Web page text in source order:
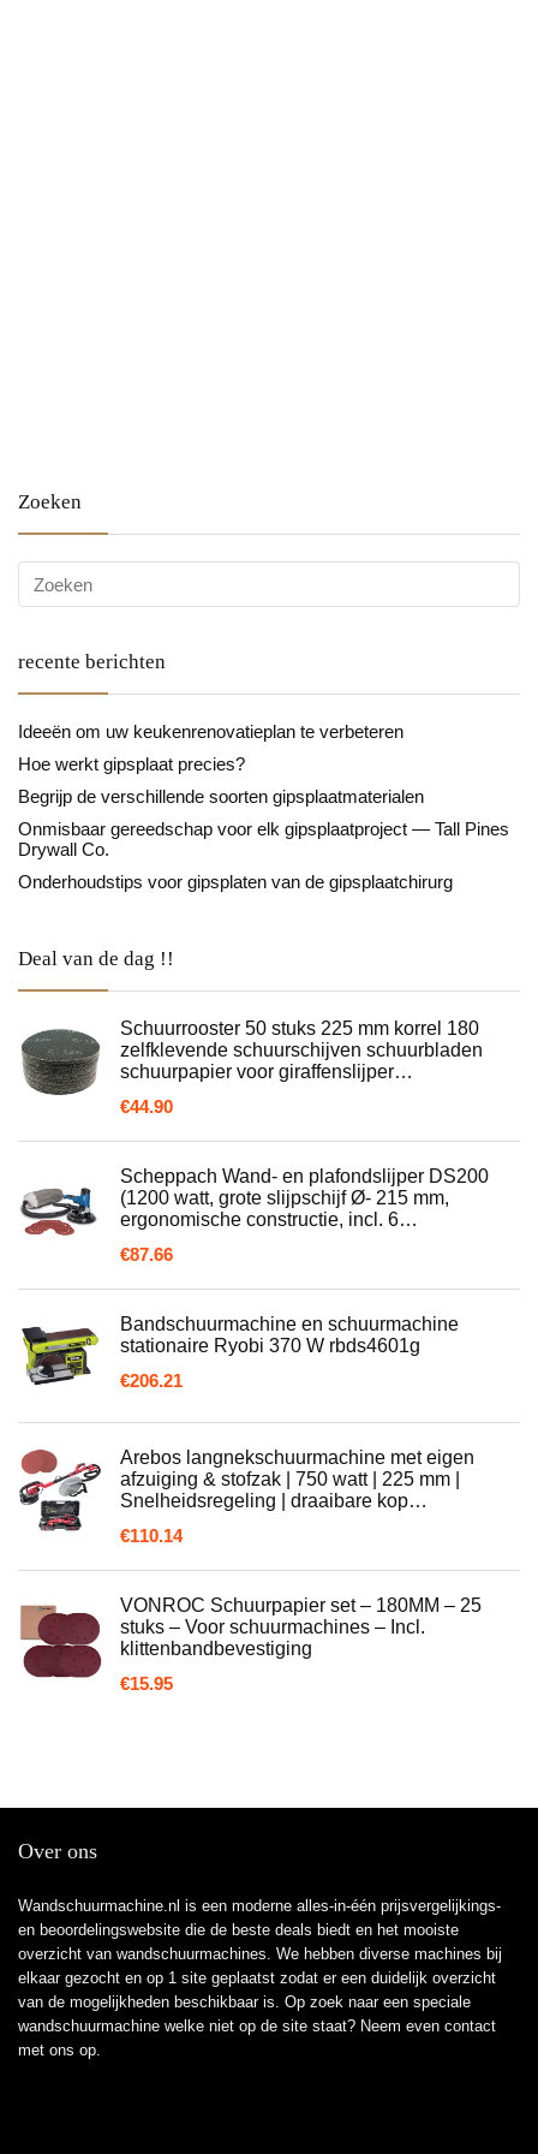
Zoeken
recente berichten
Ideeën om uw keukenrenovatieplan te verbeteren
Hoe werkt gipsplaat precies?
Begrijp de verschillende soorten gipsplaatmaterialen
Onmisbaar gereedschap voor elk gipsplaatproject — Tall Pines
Drywall Co.
Onderhoudstips voor gipsplaten van de gipsplaatchirurg
Deal van de dag !!
Schuurrooster 50 stuks 225 mm korrel 180
zelfklevende schuurschijven schuurbladen
schuurpapier voor giraffenslijper…
€44.90
Scheppach Wand- en plafondslijper DS200
(1200 watt, grote slijpschijf Ø- 215 mm,
ergonomische constructie, incl. 6…
€87.66
Bandschuurmachine en schuurmachine
stationaire Ryobi 370 W rbds4601g
€206.21
Arebos langnekschuurmachine met eigen
afzuiging & stofzak | 750 watt | 225 mm |
Snelheidsregeling | draaibare kop…
€110.14
VONROC Schuurpapier set – 180MM – 25
stuks – Voor schuurmachines – Incl.
klittenbandbevestiging
€15.95
Over ons
Wandschuurmachine.nl is een moderne alles-in-één prijsvergelijkings-
en beoordelingswebsite die de beste deals biedt en het mooiste
overzicht van wandschuurmachines. We hebben diverse machines bij
elkaar gezocht en op 1 site geplaatst zodat er een duidelijk overzicht
van de mogelijkheden beschikbaar is. Op zoek naar een speciale
wandschuurmachine welke niet op de site staat? Neem even contact
met ons op.